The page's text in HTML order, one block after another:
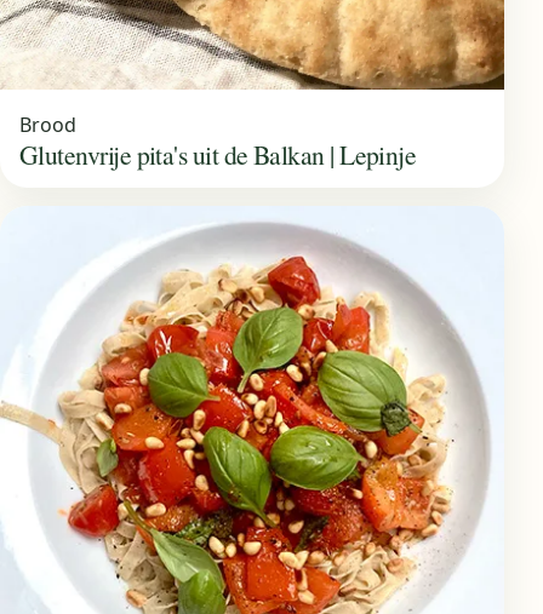
Brood
Glutenvrije pita's uit de Balkan | Lepinje